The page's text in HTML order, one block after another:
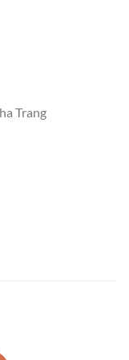
Trang